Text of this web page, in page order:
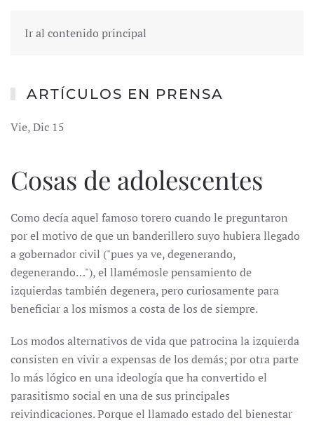
Ir al contenido principal
ARTÍCULOS EN PRENSA
Vie, Dic 15
Cosas de adolescentes
Como decía aquel famoso torero cuando le preguntaron
por el motivo de que un banderillero suyo hubiera llegado
a gobernador civil ("pues ya ve, degenerando,
degenerando…"), el llamémosle pensamiento de
izquierdas también degenera, pero curiosamente para
beneficiar a los mismos a costa de los de siempre.
Los modos alternativos de vida que patrocina la izquierda
consisten en vivir a expensas de los demás; por otra parte
lo más lógico en una ideología que ha convertido el
parasitismo social en una de sus principales
reivindicaciones. Porque el llamado estado del bienestar